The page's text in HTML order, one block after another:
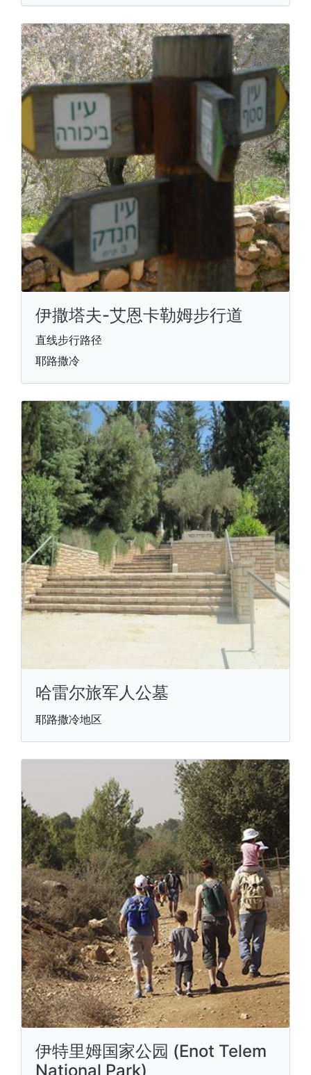
伊撒塔夫-艾恩卡勒姆步行道
直线步行路径
耶路撒冷
哈雷尔旅军人公墓
耶路撒冷地区
伊特里姆国家公园 (Enot Telem
National Park)